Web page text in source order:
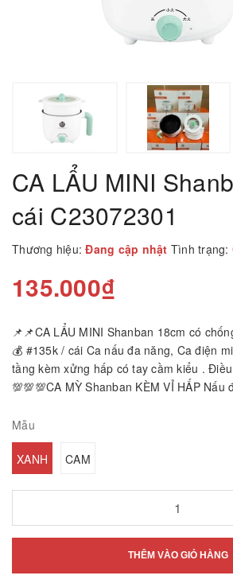
CA LẨU MINI
cái C23072301
Thương hiệu: Đang cập nhật Tình trạng:
135.000₫
📌📌CA LẨU MINI Shanban 18cm có
💰 #135k / cái Ca nấu đa năng, Ca điện
tầng kèm xửng hấp có tay cầm kiểu .
💯💯💯CA MỲ Shanban KÈM VỈ HẤP Nấu
Mẫu
XANH CAM
THÊM VÀO GIỎ HÀNG